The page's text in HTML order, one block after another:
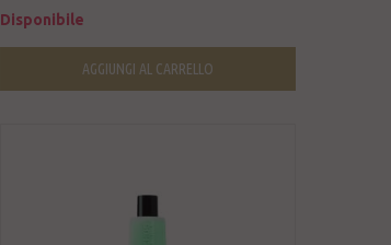
Disponibile
AGGIUNGI AL CARRELLO